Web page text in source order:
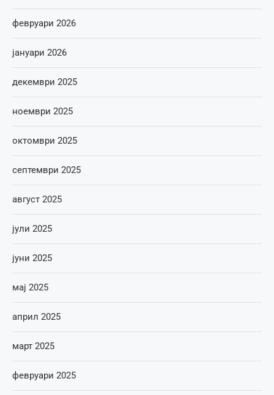
февруари 2026
јануари 2026
декември 2025
ноември 2025
октомври 2025
септември 2025
август 2025
јули 2025
јуни 2025
мај 2025
април 2025
март 2025
февруари 2025